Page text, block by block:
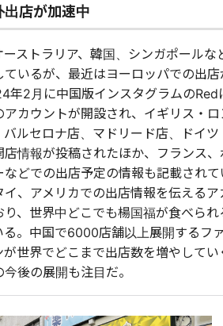
出店が加速中
ストラリア、韓国、シンガポールな
ているが、最近はヨーロッパでの出店
年2月に中国版インスタグラムのRed
カウントが開設され、イギリス・ロ
バルセロナ店、マドリード店、ドイツ
店情報が投稿されたほか、フランス、
などでの出店予定の情報も記載されて
イ、アメリカでの出店情報を伝えるア
り、世界中どこでも楊国福が食べられ
る。中国で6000店舗以上展開するフ
世界でどこまで出店数を増やしてい
後の展開も注目だ。